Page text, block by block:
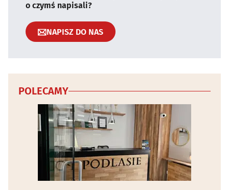
o czymś napisali?
NAPISZ DO NAS
POLECAMY